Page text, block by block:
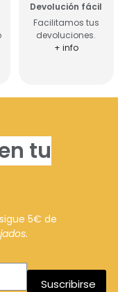
Devolución fácil
Facilitamos tus
devoluciones.
+ info
tu
5€ de
Suscribirse